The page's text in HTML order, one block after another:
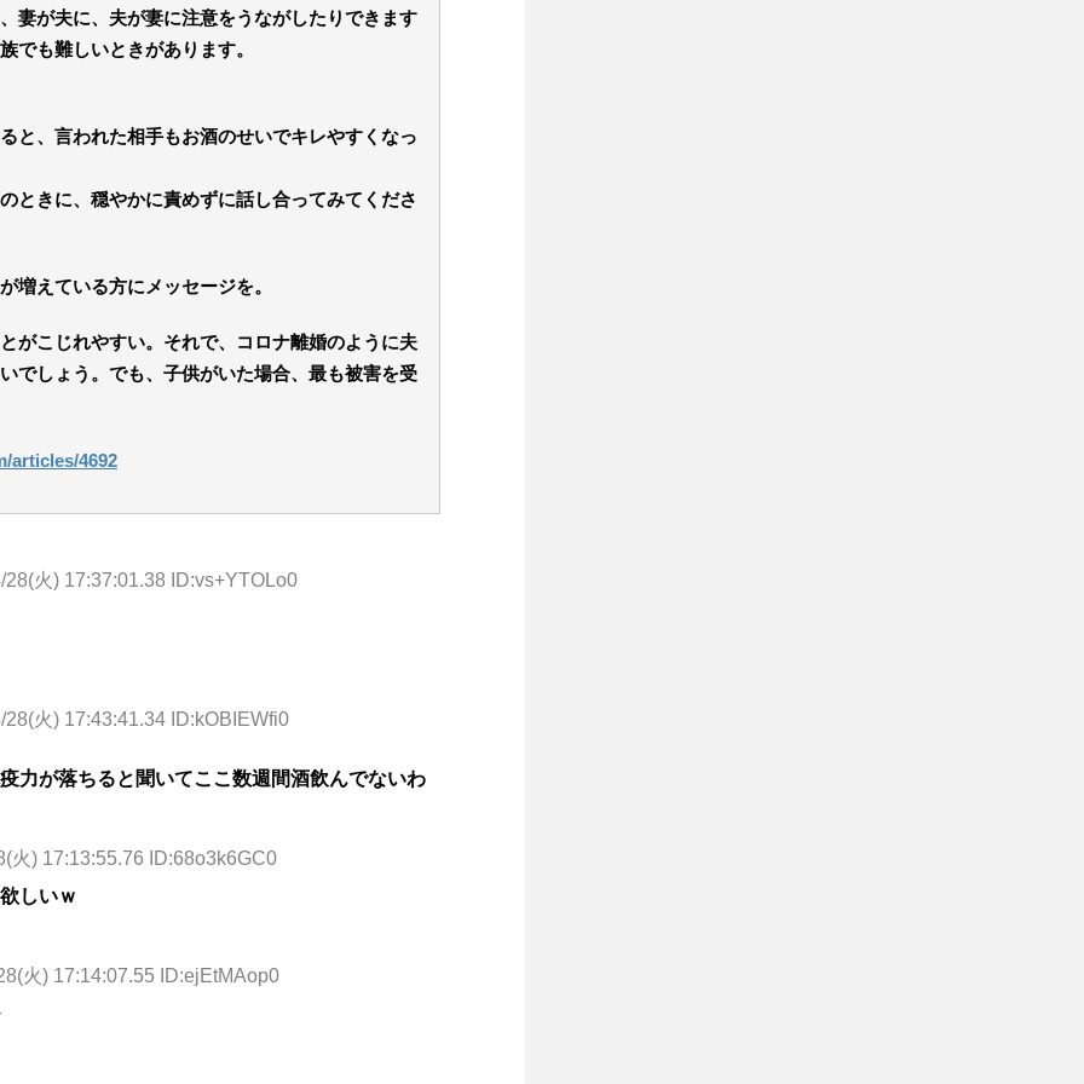
が夫に、夫が妻に注意をうながしたりできます
でも難しいときがあります。
と、言われた相手もお酒のせいでキレやすくなっ
ときに、穏やかに責めずに話し合ってみてくださ
えている方にメッセージを。
がこじれやすい。それで、コロナ離婚のように夫
でしょう。でも、子供がいた場合、最も被害を受
articles/4692
28(火) 17:37:01.38 ID:vs+YTOLo0
28(火) 17:43:41.34 ID:kOBIEWfi0
力が落ちると聞いてここ数週間酒飲んでないわ
火) 17:13:55.76 ID:68o3k6GC0
しいｗ
火) 17:14:07.55 ID:ejEtMAop0